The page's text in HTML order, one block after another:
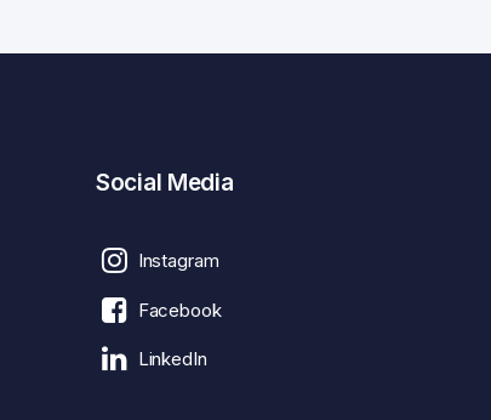
Social Media
Instagram
Facebook
LinkedIn